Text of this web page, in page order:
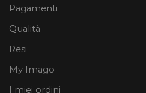
Pagamenti
Qualità
Resi
My Imago
I miei ordini